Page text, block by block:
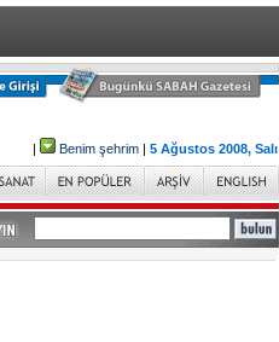
| Benim şehrim | 5 Ağustos 2008, Salı